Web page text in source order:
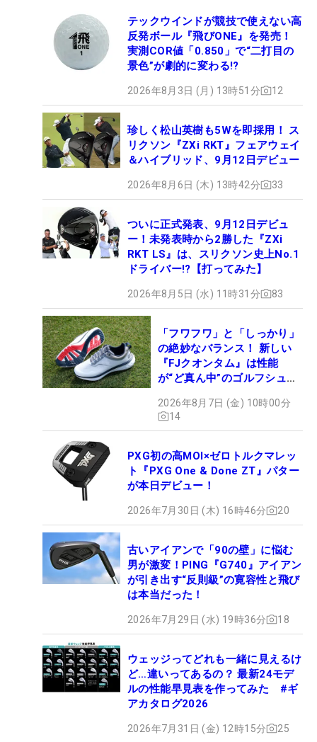
テックウインドが競技で使えない高
反発ボール『飛びONE』を発売！
実測COR値「0.850」で“二打目の
景色”が劇的に変わる!?
2026年8月3日 (月) 13時51分 12
珍しく松山英樹も5Wを即採用！ ス
リクソン『ZXi RKT』フェアウェイ
＆ハイブリッド、9月12日デビュー
2026年8月6日 (木) 13時42分 33
ついに正式発表、9月12日デビュ
ー！未発表時から2勝した『ZXi
RKT LS』は、スリクソン史上No.1
ドライバー!?【打ってみた】
2026年8月5日 (水) 11時31分 83
「フワフワ」と「しっかり」
の絶妙なバランス！ 新しい
『FJクオンタム』は性能
が“ど真ん中”のゴルフシュー
2026年8月7日 (金) 10時00分
14
PXG初の高MOI×ゼロトルクマレッ
ト『PXG One & Done ZT』パター
が本日デビュー！
2026年7月30日 (木) 16時46分 20
古いアイアンで「90の壁」に悩む
男が激変！PING『G740』アイアン
が引き出す“反則級”の寛容性と飛び
は本当だった！
2026年7月29日 (水) 19時36分 18
ウェッジってどれも一緒に見えるけ
ど…違いってあるの？ 最新24モデ
ルの性能早見表を作ってみた #ギ
アカタログ2026
2026年7月31日 (金) 12時15分 25